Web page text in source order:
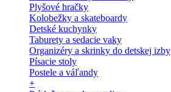
Plyšové hračky
Kolobežky a skateboardy
Detské kuchynky
Taburety a sedacie vaky
Organizéry a skrinky do detskej izby
Písacie stoly
Postele a váľandy
+